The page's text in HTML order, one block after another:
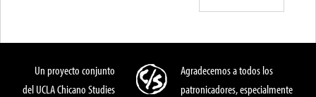
Un proyecto conjunto
del UCLA Chicano Studies
Agradecemos a todos los
patronicadores, especialmente